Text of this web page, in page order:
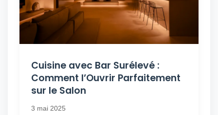
Cuisine avec Bar Surélevé :
Comment l’Ouvrir Parfaitement
sur le Salon
3 mai 2025